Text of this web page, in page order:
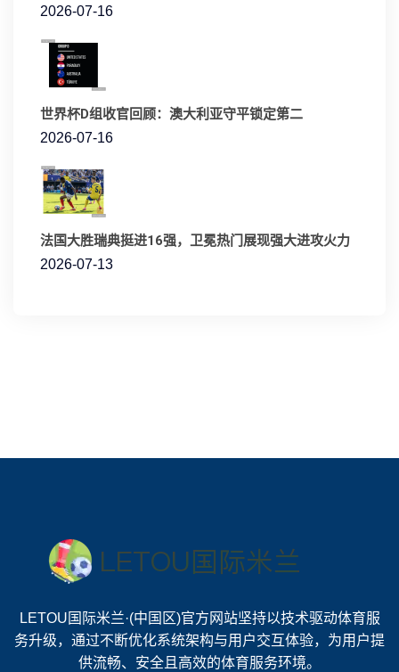
2026-07-16
世界杯D组收官回顾：澳大利亚守平锁定第二
2026-07-16
法国大胜瑞典挺进16强，卫冕热门展现强大进攻火力
2026-07-13
LETOU国际米兰·(中国区)官方网站坚持以技术驱动体育服
务升级，通过不断优化系统架构与用户交互体验，为用户提
供流畅、安全且高效的体育服务环境。